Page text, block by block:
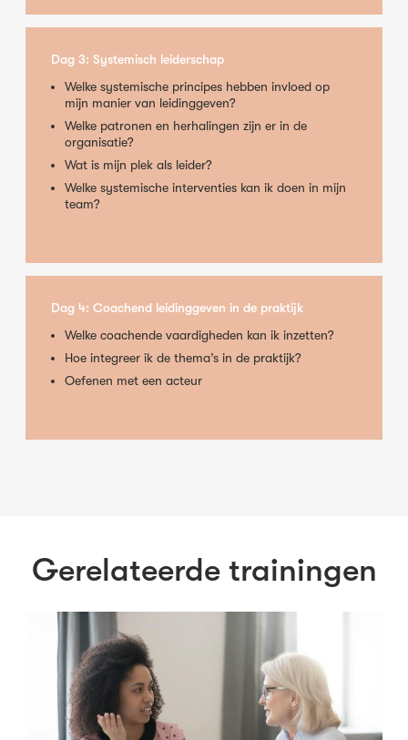
Dag 3: Systemisch leiderschap
Welke systemische principes hebben invloed op
mijn manier van leidinggeven?
Welke patronen en herhalingen zijn er in de
organisatie?
Wat is mijn plek als leider?
Welke systemische interventies kan ik doen in mijn
team?
Dag 4: Coachend leidinggeven in de praktijk
Welke coachende vaardigheden kan ik inzetten?
Hoe integreer ik de thema’s in de praktijk?
Oefenen met een acteur
Gerelateerde trainingen